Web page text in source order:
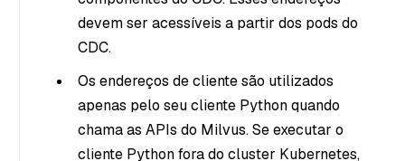
devem ser acessíveis a partir dos pods do
CDC.
Os endereços de cliente são utilizados
apenas pelo seu cliente Python quando
chama as APIs do Milvus. Se executar o
cliente Python fora do cluster Kubernetes,